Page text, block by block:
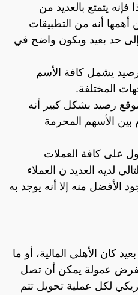
يتمتع بالعديد من
أهمها أنه من التطبيقات
حد بعيد ويكون واضح في
يشمل كافة الأسم
المختلفة.
رصيد بشكل كبير أنه
بين الأسهم المحرمة
على كافة العملات
لديه العديد ن العملاء
الأفضل منه إلا أنه يوجد به
كان الأهلي المالية، أو ما
يفرض عمولة يمكن أن تصل
دولار أمريكي لكل عملية تحويل تتم